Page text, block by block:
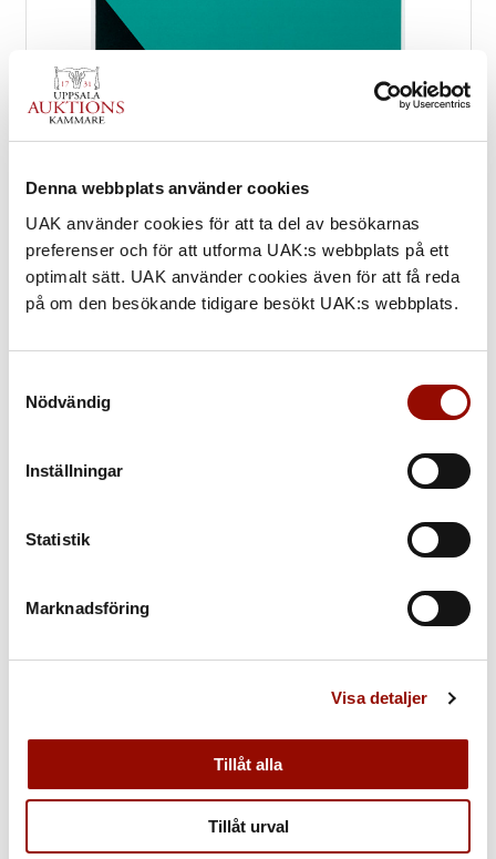
Denna webbplats använder cookies
UAK använder cookies för att ta del av besökarnas
preferenser och för att utforma UAK:s webbplats på ett
optimalt sätt. UAK använder cookies även för att få reda
på om den besökande tidigare besökt UAK:s webbplats.
Nödvändig
Inställningar
Statistik
Marknadsföring
Visa detaljer
Tillåt alla
Tillåt urval
666. OLLE BÆRTLING
KLUBBAT PRIS